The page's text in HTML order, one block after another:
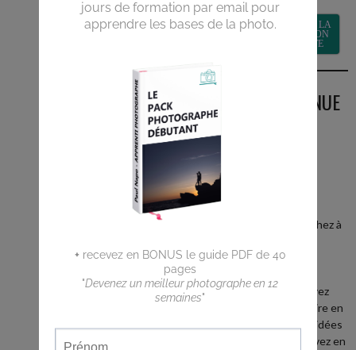
RECEVOIR LA
FORMATION
GRATUITE
BIENVENUE
Vous cherchez à
meilleures
Vous n'arrivez
pas a traduire en
photos les idées
que vous avez en